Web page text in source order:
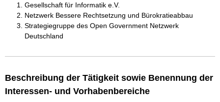
Gesellschaft für Informatik e.V.
Netzwerk Bessere Rechtsetzung und Bürokratieabbau
Strategiegruppe des Open Government Netzwerk
Deutschland
Beschreibung der Tätigkeit sowie Benennung der
Interessen- und Vorhabenbereiche